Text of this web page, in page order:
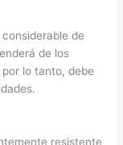
de
de los
lo tanto, debe
resistente